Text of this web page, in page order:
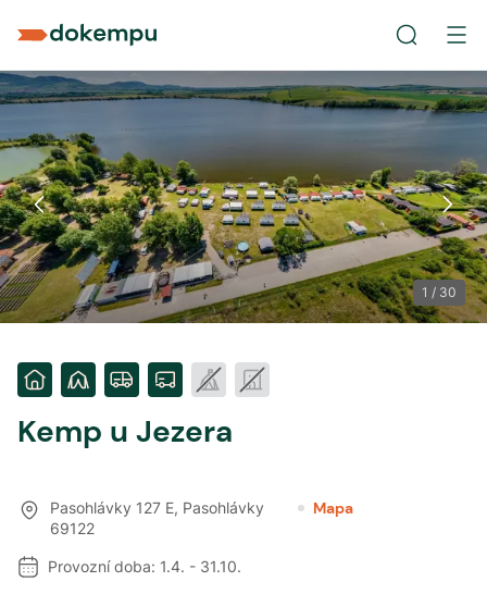
1 / 30
Kemp u Jezera
Pasohlávky 127 E, Pasohlávky
69122
Mapa
Provozní doba: 1.4. - 31.10.